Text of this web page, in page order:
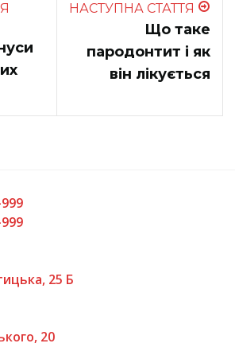
НАСТУПНА СТАТТЯ
Що таке
пародонтит і як
він лікується
25 Б
20